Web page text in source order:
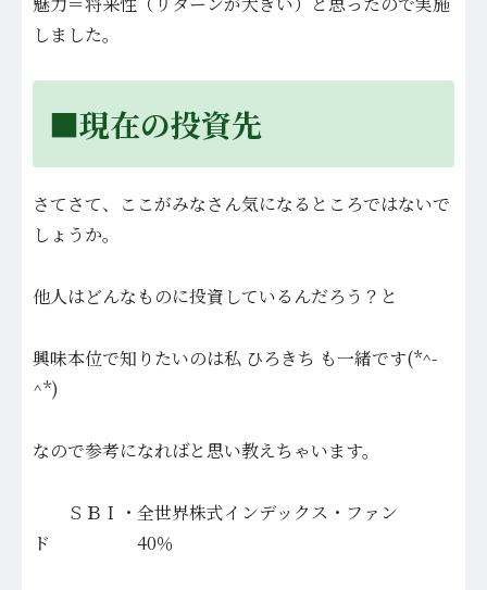
しました。
■現在の投資先
さてさて、ここがみなさん気になるところではないで
しょうか。
他人はどんなものに投資しているんだろう？と
興味本位で知りたいのは私 ひろきち も一緒です(*^-
^*)
なので参考になればと思い教えちゃいます。
ＳＢＩ・全世界株式インデックス・ファン
ド 40％